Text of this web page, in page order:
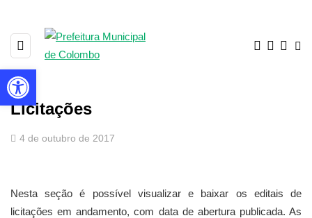
Licitações
4 de outubro de 2017
Nesta seção é possível visualizar e baixar os editais de
licitações em andamento, com data de abertura publicada. As
Barra de Ferramentas Aberta